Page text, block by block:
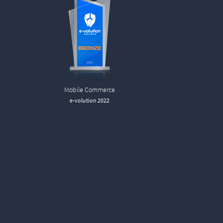
Mobile Commerce
e-volution 2022